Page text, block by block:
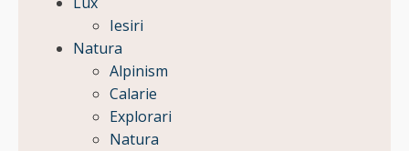
Iesiri
Natura
Alpinism
Calarie
Explorari
Natura